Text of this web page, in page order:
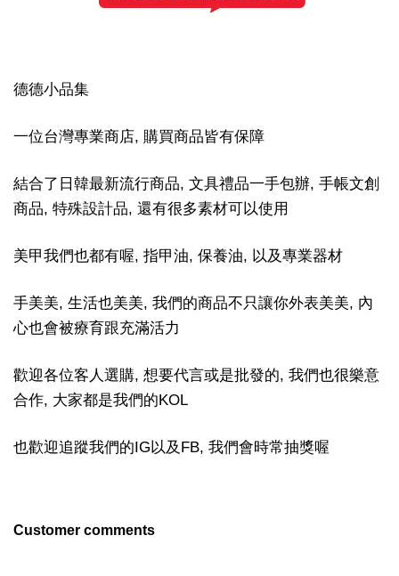
德德小品集
一位台灣專業商店, 購買商品皆有保障
結合了日韓最新流行商品, 文具禮品一手包辦, 手帳文創
商品, 特殊設計品, 還有很多素材可以使用
美甲我們也都有喔, 指甲油, 保養油, 以及專業器材
手美美, 生活也美美, 我們的商品不只讓你外表美美, 內
心也會被療育跟充滿活力
歡迎各位客人選購, 想要代言或是批發的, 我們也很樂意
合作, 大家都是我們的KOL
也歡迎追蹤我們的IG以及FB, 我們會時常抽獎喔
Customer comments